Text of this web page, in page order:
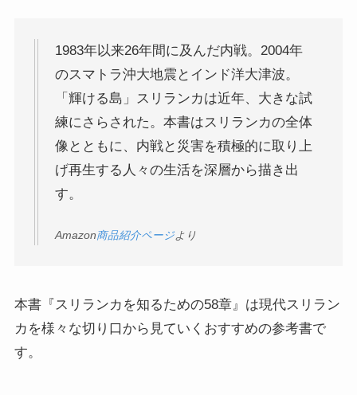
スリランカ、ネパール、東南アジアの仏教
中国仏教と思想・歴史
日本仏教とその歴史
親鸞とドストエフスキー・世界文学
上巻
1983年以来26年間に及んだ内戦。2004年
のスマトラ沖大地震とインド洋大津波。
「輝ける島」スリランカは近年、大きな試
練にさらされた。本書はスリランカの全体
像とともに、内戦と災害を積極的に取り上
げ再生する人々の生活を深層から描き出
す。
Amazon商品紹介ページより
本書『スリランカを知るための58章』は現代スリラン
カを様々な切り口から見ていくおすすめの参考書で
す。